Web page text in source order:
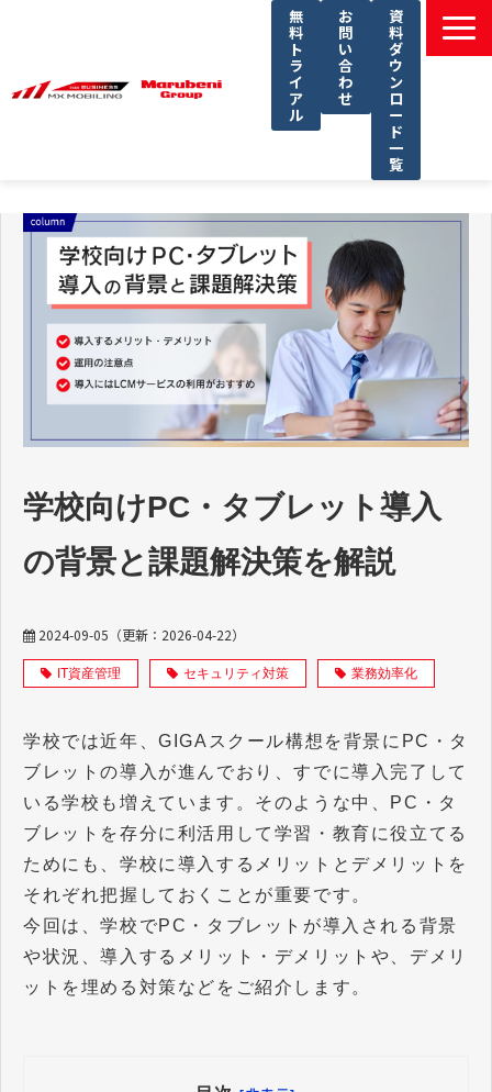
無
料
ト
ラ
イ
ア
ル
お
問
い
合
わ
せ
資
料
ダ
ウ
ン
ロ
ー
ド
一
覧
課題別ソリューション一覧
サービス一覧
導入事例
セミナー
コラム
よくあるご質問
学校向けPC・タブレット導入
の背景と課題解決策を解説
2024-09-05 （更新： 2026-04-22）
IT資産管理 セキュリティ対策 業務効率化
学校では近年、GIGAスクール構想を背景にPC・タ
ブレットの導入が進んでおり、すでに導入完了して
いる学校も増えています。そのような中、PC・タ
ブレットを存分に利活用して学習・教育に役立てる
ためにも、学校に導入するメリットとデメリットを
それぞれ把握しておくことが重要です。
今回は、学校でPC・タブレットが導入される背景
や状況、導入するメリット・デメリットや、デメリ
ットを埋める対策などをご紹介します。